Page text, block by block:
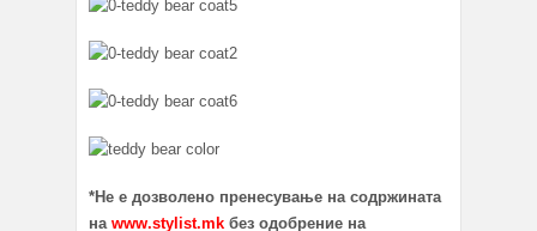
*Не е дозволено пренесување на содржината
на www.stylist.mk без одобрение на